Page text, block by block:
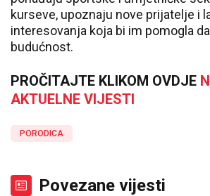
kurseve, upoznaju nove prijatelje i
interesovanja koja bi im pomogla
budućnost.
PROČITAJTE KLIKOM OVDJE
AKTUELNE VIJESTI
PORODICA
Povezane vijesti